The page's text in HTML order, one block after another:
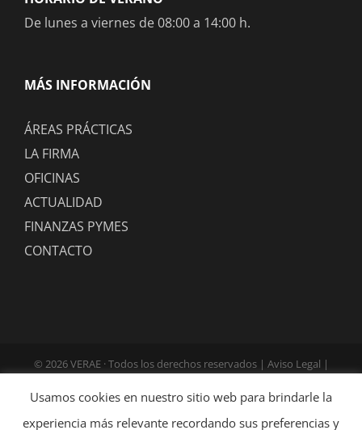
De lunes a viernes de 08:00 a 14:00 h.
MÁS INFORMACIÓN
ÁREAS PRÁCTICAS
LA FIRMA
OFICINAS
ACTUALIDAD
FINANZAS PYMES
CONTACTO
© 2026 VERAE · Todos los derechos reservados | Aviso Legal |
Usamos cookies en nuestro sitio web para brindarle la
experiencia más relevante recordando sus preferencias y